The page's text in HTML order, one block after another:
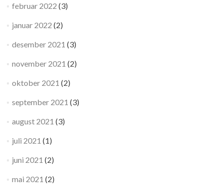
februar 2022 (3)
januar 2022 (2)
desember 2021 (3)
november 2021 (2)
oktober 2021 (2)
september 2021 (3)
august 2021 (3)
juli 2021 (1)
juni 2021 (2)
mai 2021 (2)